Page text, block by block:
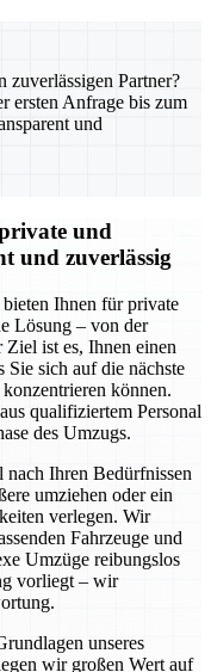
zuverlässigen Partner?
ersten Anfrage bis zum
und
und
und zuverlässig
Ihnen für private
Lösung – von der
Ziel ist es, Ihnen einen
Sie sich auf die nächste
können.
qualifiziertem Personal
des Umzugs.
Ihren Bedürfnissen
umziehen oder ein
verlegen. Wir
Fahrzeuge und
Umzüge reibungslos
vorliegt – wir
unseres
wir großen Wert auf